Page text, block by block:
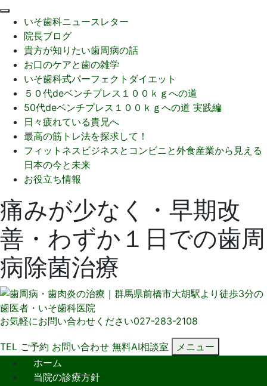
いそ歯科ニュースレター
院長ブログ
貴方が知りたい歯周病の話
お口のケアと歯の雑学
いそ歯科式パーフェクトダイエット
５０代deベンチプレス１００ｋｇへの道
50代deベンチプレス１００ｋｇへの道 実践編
日々疲れている貴兄へ
最高の筋トレ法を探求して！
フィットネスビジネスとコンビニと外食産業から見える
日本の今と未来
お役立ち情報
痛みが少なく・早期改
善・わずか１日での歯周
病除菌治療
お気軽にお問い合わせください027-283-2108
TEL ご予約 お問い合わせ 無料AI相談室
メニュー
ホーム
当院の診療方針